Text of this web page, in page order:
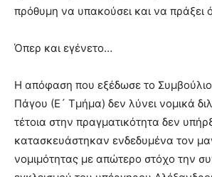
πρόθυμη να υπακούσει και να πράξει
Όπερ και εγένετο…
Η απόφαση που εξέδωσε το Συμβούλιο
Πάγου (Ε´ Τμήμα) δεν λύνει νομικά
τέτοια στην πραγματικότητα δεν
κατασκευάστηκαν ενδεδυμένα τον
νομιμότητας με απώτερο στόχο την